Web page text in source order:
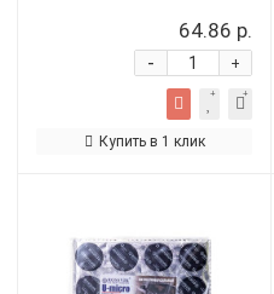
64.86 р.
+
-
Купить в 1 клик